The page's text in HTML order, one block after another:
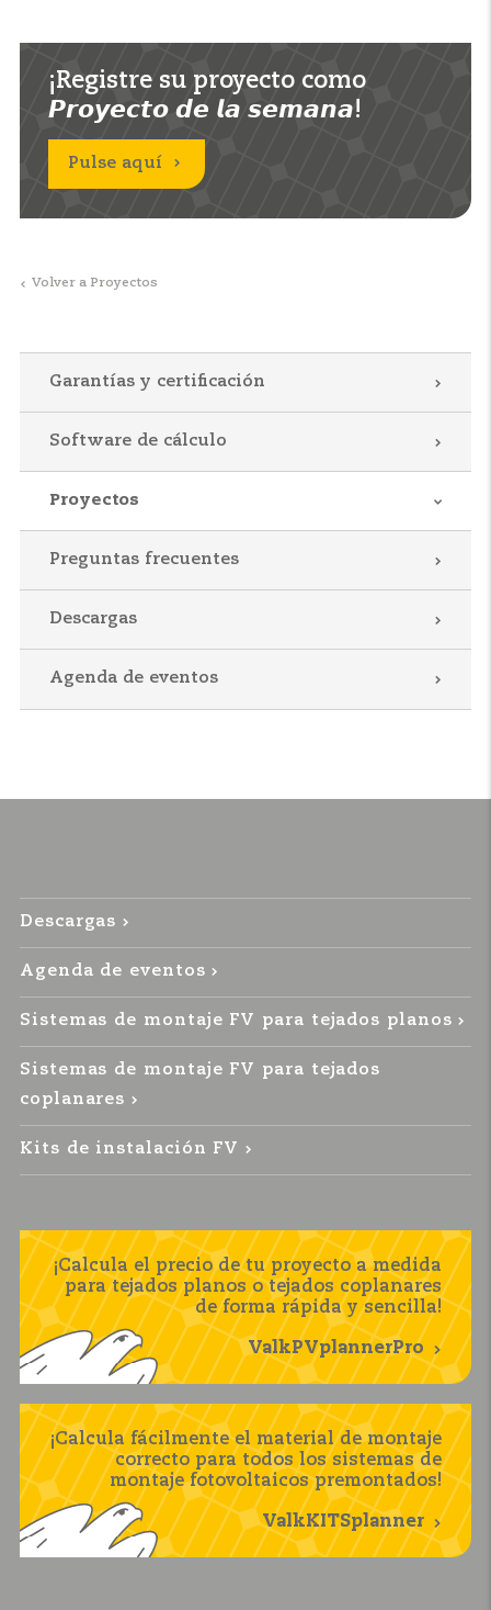
¡Registre su proyecto como
𝙋𝙧𝙤𝙮𝙚𝙘𝙩𝙤 𝙙𝙚 𝙡𝙖 𝙨𝙚𝙢𝙖𝙣𝙖!
Pulse aquí
Volver a Proyectos
Garantías y certificación
Software de cálculo
Proyectos
Preguntas frecuentes
Descargas
Agenda de eventos
Descargas
Agenda de eventos
Sistemas de montaje FV para tejados planos
Sistemas de montaje FV para tejados
coplanares
Kits de instalación FV
¡Calcula el precio de tu proyecto a medida
para tejados planos o tejados coplanares
de forma rápida y sencilla!
ValkPVplannerPro
¡Calcula fácilmente el material de montaje
correcto para todos los sistemas de
montaje fotovoltaicos premontados!
ValkKITSplanner